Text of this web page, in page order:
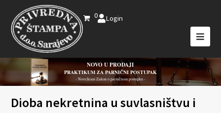
0 Login
NOVO U PRODAJI
PRAKTIKUM ZA PARNIČNI POSTUPAK
- Novelirani Zakon o parničnom postupku -
Dioba nekretnina u suvlasništvu i